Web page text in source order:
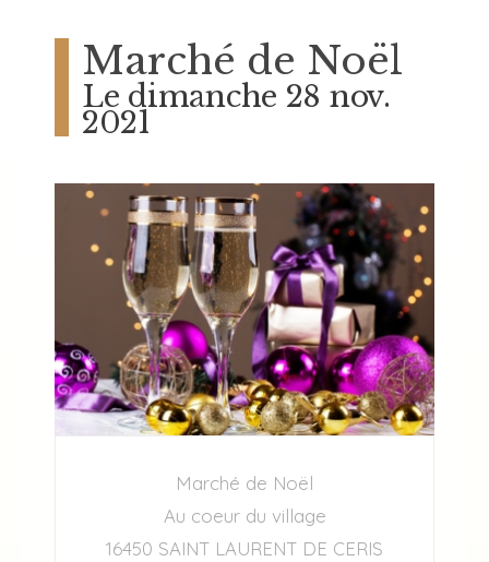
Marché de Noël
Le dimanche 28 nov.
2021
Marché de Noël
Au coeur du village
16450 SAINT LAURENT DE CERIS